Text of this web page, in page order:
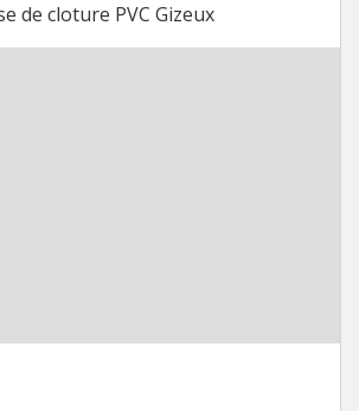
de cloture PVC Gizeux